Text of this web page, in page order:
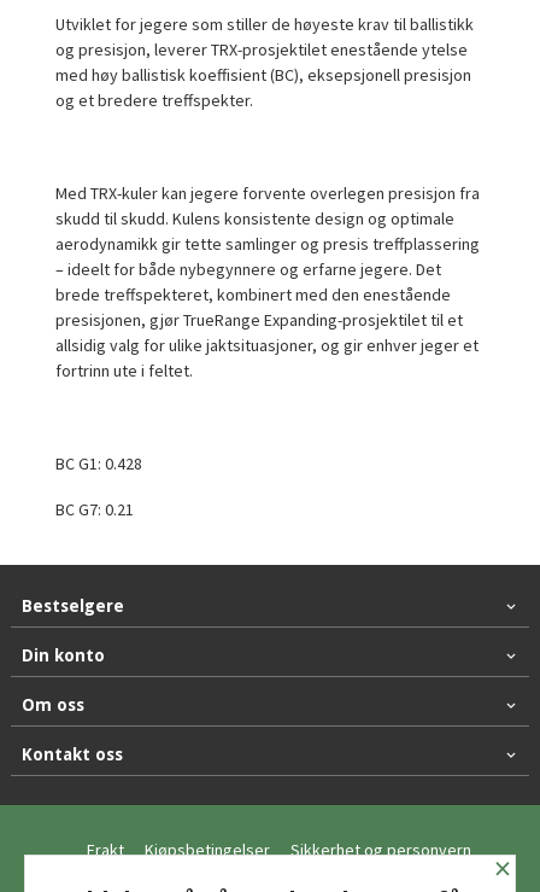
Utviklet for jegere som stiller de høyeste krav til ballistikk
og presisjon, leverer TRX-prosjektilet enestående ytelse
med høy ballistisk koeffisient (BC), eksepsjonell presisjon
og et bredere treffspekter.
Med TRX-kuler kan jegere forvente overlegen presisjon fra
skudd til skudd. Kulens konsistente design og optimale
aerodynamikk gir tette samlinger og presis treffplassering
– ideelt for både nybegynnere og erfarne jegere. Det
brede treffspekteret, kombinert med den enestående
presisjonen, gjør TrueRange Expanding-prosjektilet til et
allsidig valg for ulike jaktsituasjoner, og gir enhver jeger et
fortrinn ute i feltet.
BC G1: 0.428
BC G7: 0.21
Bestselgere
Din konto
Om oss
Kontakt oss
Frakt Kjøpsbetingelser Sikkerhet og personvern ×